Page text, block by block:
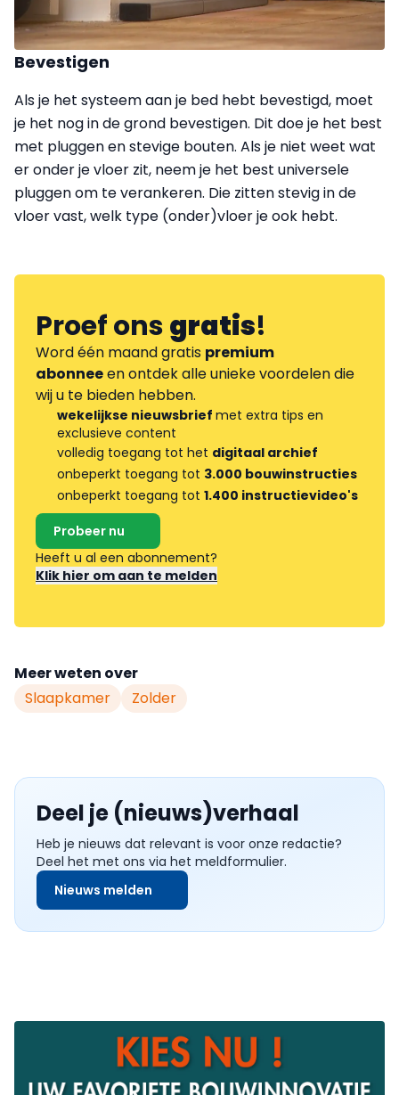
Bevestigen
Als je het systeem aan je bed hebt bevestigd, moet
je het nog in de grond bevestigen. Dit doe je het best
met pluggen en stevige bouten. Als je niet weet wat
er onder je vloer zit, neem je het best universele
pluggen om te verankeren. Die zitten stevig in de
vloer vast, welk type (onder)vloer je ook hebt.
Proef onsgratis!
Word één maand gratis premium
abonneeen ontdek alle unieke voordelen die
wij u te bieden hebben.
wekelijkse nieuwsbrief met extra tips en
exclusieve content
volledig toegang tot het digitaal archief
onbeperkt toegang tot 3.000 bouwinstructies
onbeperkt toegang tot 1.400 instructievideo's
Probeer nu
Heeft u al een abonnement?
Klik hier om aan te melden
Meer weten over
Slaapkamer
Zolder
Deel je (nieuws)verhaal
Heb je nieuws dat relevant is voor onze redactie?
Deel het met ons via het meldformulier.
Nieuws melden